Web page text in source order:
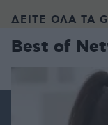
ΔΕΙΤΕ ΟΛΑ ΤΑ
Best of